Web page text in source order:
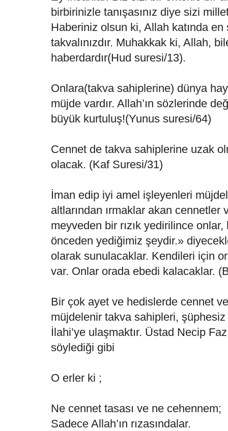
birbirinizle tanışasınız diye sizi
Haberiniz olsun ki, Allah katında
takvalınızdır. Muhakkak ki, Allah,
haberdardır(Hud suresi/13).
Onlara(takva sahiplerine) dünya
müjde vardır. Allah’ın sözlerinde
büyük kurtuluş!(Yunus suresi/64)
Cennet de takva sahiplerine uzak
olacak. (Kaf Suresi/31)
İman edip iyi amel işleyenleri
altlarından ırmaklar akan cennetler
meyveden bir rızık yedirilince
önceden yediğimiz şeydir.»
olarak sunulacaklar. Kendileri için
var. Onlar orada ebedi kalacaklar.
Bir çok ayet ve hedislerde cennet ve
müjdelenir takva sahipleri,
İlahi’ye ulaşmaktır. Üstad Necip
söylediği gibi
O erler ki ;
Ne cennet tasası ve ne cehennem;
Sadece Allah’ın rızasındalar.